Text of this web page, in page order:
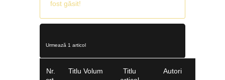
fost găsit!
Urmează 1 articol
Nr.
Titlu Volum
Titlu
Autori